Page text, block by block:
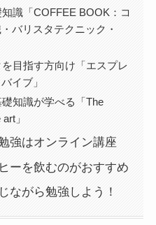
識「COFFEE BOOK：コ
バリスタテクニック・
目指す方向け「エスプレ
イブ」
知識が学べる「The
」
強はオンライン講座
ーを飲むのがおすすめ
ながら勉強しよう！